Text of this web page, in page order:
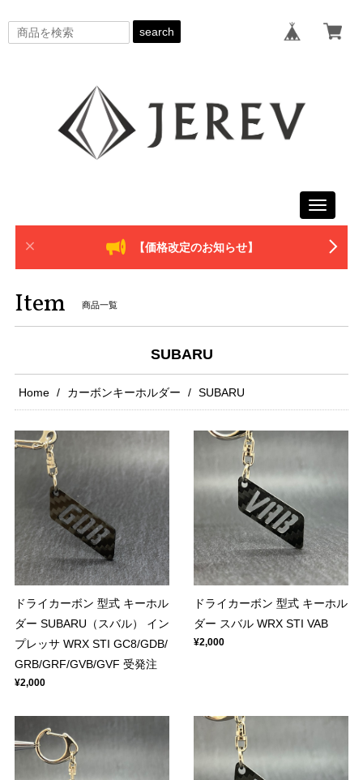
search
Toggle
【価格改定のお知らせ】
Item 商品一覧
SUBARU
Home カーボンキーホルダー SUBARU
ドライカーボン 型式 キーホル
ダー SUBARU（スバル） イン
プレッサ WRX STI GC8/GDB/
GRB/GRF/GVB/GVF 受発注
¥2,000
ドライカーボン 型式 キーホル
ダー スバル WRX STI VAB
¥2,000